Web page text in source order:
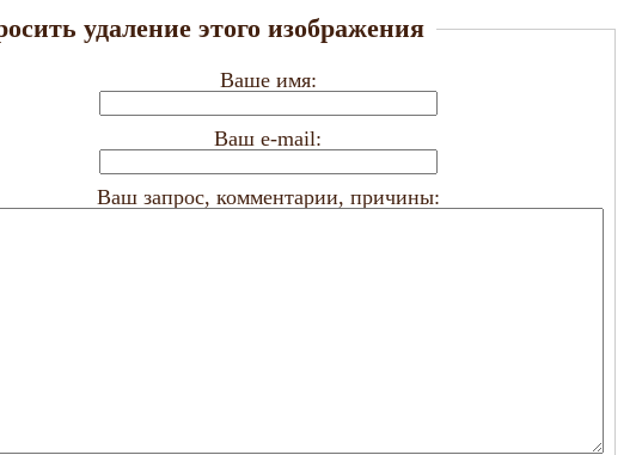
удаление этого изображения
Ваше имя:
Ваш e-mail:
Ваш запрос, комментарии, причины: